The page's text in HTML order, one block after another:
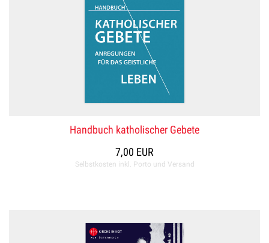
Handbuch katholischer Gebete
7,00 EUR
Selbstkosten inkl. Porto und Versand